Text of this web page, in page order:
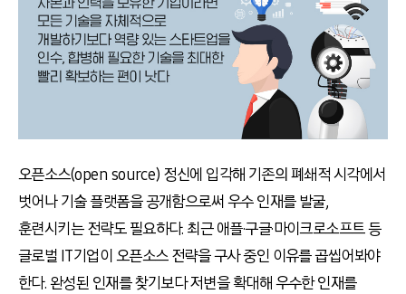
오픈소스(open source) 정신에 입각해 기존의 폐쇄적 시각에서
벗어나 기술 플랫폼을 공개함으로써 우수 인재를 발굴,
훈련시키는 전략도 필요하다. 최근 애플·구글·마이크로소프트 등
글로벌 IT기업이 오픈소스 전략을 구사 중인 이유를 곱씹어봐야
한다. 완성된 인재를 찾기보다 저변을 확대해 우수한 인재를